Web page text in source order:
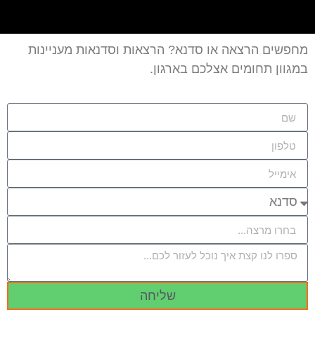
מחפשים הרצאה או סדנא? הרצאות וסדנאות מעניינות
במגוון תחומים אצלכם בארגון.
שליחה